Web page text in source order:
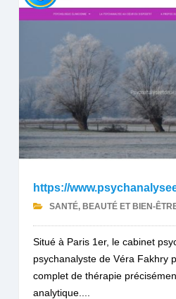
https://
SANTÉ, BEAUTÉ ET BIEN-
Situé à Paris 1er, le cabinet
psychanalyste de Véra Fakhry
complet de thérapie
analytique....